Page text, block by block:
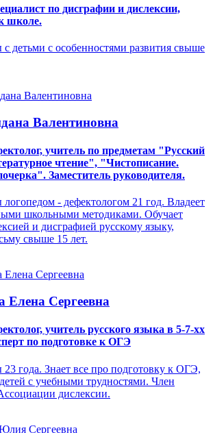
по дисграфии и дислексии,
школе.
детьми с особенностями развития свыше
Валентиновна
учитель по предметам "Русский
чтение", "Чистописание.
Заместитель руководителя.
- дефектологом 21 год. Владеет
школьными методиками. Обучает
и дисграфией русскому языку,
свыше 15 лет.
Елена Сергеевна
учитель русского языка в 5-7-хх
по подготовке к ОГЭ
года. Знает все про подготовку к ОГЭ,
с учебными трудностями. Член
дислексии.